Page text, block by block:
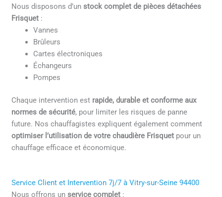
Nous disposons d’unstock complet de pièces détachées
Frisquet :
Vannes
Brûleurs
Cartes électroniques
Échangeurs
Pompes
Chaque intervention est rapide, durable et conforme aux
normes de sécurité, pour limiter les risques de panne
future. Nos chauffagistes expliquent également comment
optimiser l’utilisation de votre chaudière Frisquet pour un
chauffage efficace et économique.
Service Client et Intervention 7j/7 à Vitry-sur-Seine 94400
Nous offrons unservice complet :